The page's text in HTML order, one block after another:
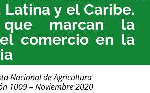
y el Caribe.
que marcan la
comercio en la
Nacional de Agricultura
1009 – Noviembre 2020